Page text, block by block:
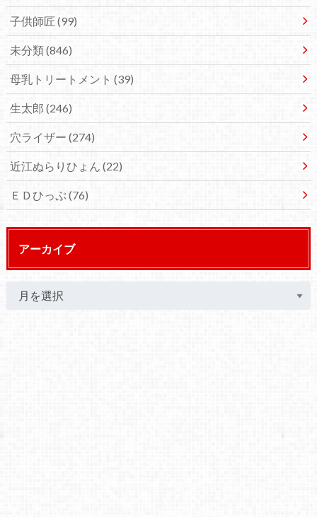
子供師匠 (99)
未分類(846)
母乳トリートメント (39)
生太郎 (246)
穴ライザー (274)
近江ぬらりひょん (22)
ＥＤひっぷ (76)
アーカイブ